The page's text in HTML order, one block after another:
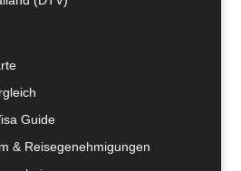
Guide
& Reisegenehmigungen